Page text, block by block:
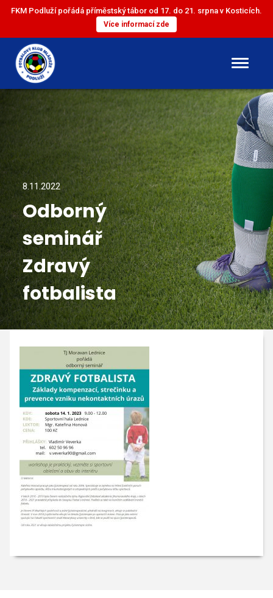
FKM Podluží pořádá příměstský tábor od 17. do 21. srpna v Kosticích.
Více informací zde
DOROST
ST. ŽÁCI
ML. ŽÁCI
ST. PŘÍPRAVKA
ML. PŘÍPRAVKA
MINI
GALERIE
8.11.2022
Odborný
seminář
Zdravý
fotbalista